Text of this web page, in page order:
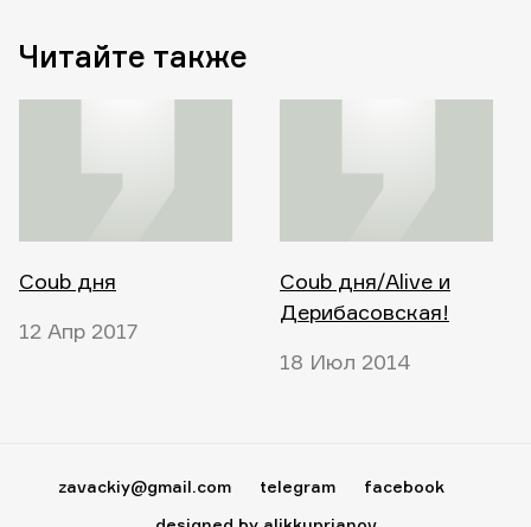
Читайте также
Coub дня
12 Апр 2017
Coub дня/Alive и
Дерибасовская!
18 Июл 2014
zavackiy@gmail.com telegram
facebook